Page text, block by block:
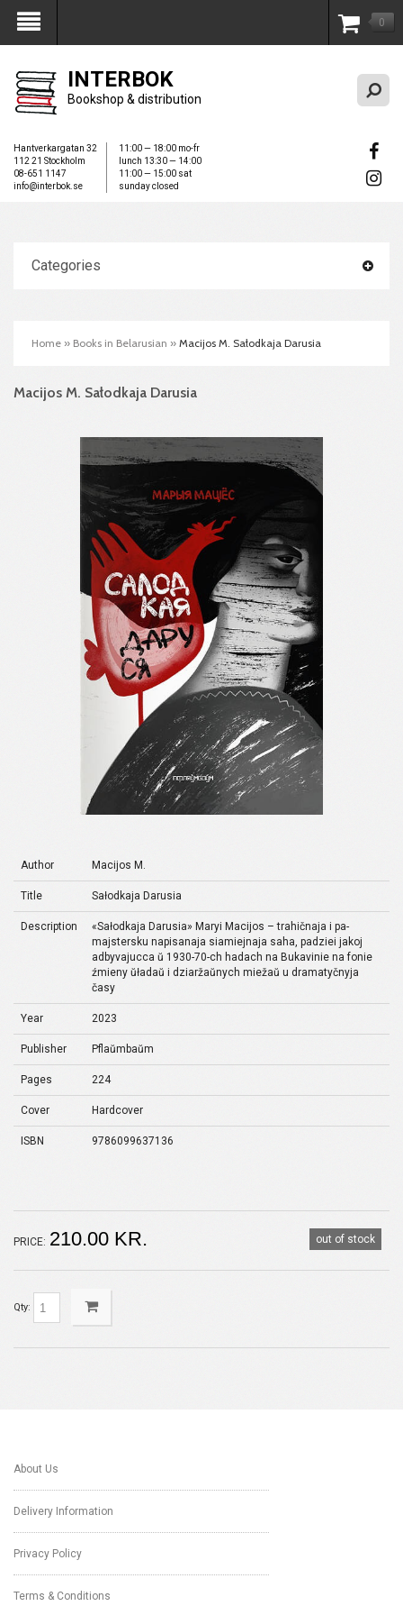
My Account 0
INTERBOK
Bookshop & distribution
Hantverkargatan 32
112 21 Stockholm
08-651 1147
info@interbok.se
11:00 — 18:00 mo-fr
lunch 13:30 — 14:00
11:00 — 15:00 sat
sunday closed
Categories
Home » Books in Belarusian » Macijos M. Sałodkaja Darusia
Macijos M. Sałodkaja Darusia
Author Macijos M.
Title Sałodkaja Darusia
Description
«Sałodkaja Darusia» Maryi Macijos – trahičnaja i pa-
majstersku napisanaja siamiejnaja saha, padziei jakoj
adbyvajucca ŭ 1930-70-ch hadach na Bukavinie na fonie
źmieny ŭładaŭ i dziaržaŭnych miežaŭ u dramatyčnyja
časy
Year 2023
Publisher Pflaŭmbaŭm
Pages 224
Cover Hardcover
ISBN 9786099637136
out of stock
PRICE: 210.00 KR.
Qty:
About Us
Delivery Information
Privacy Policy
Terms & Conditions